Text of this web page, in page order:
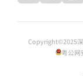
Copyright©2025
粤公网